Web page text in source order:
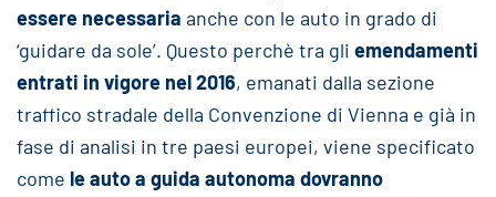
essere necessaria anche con le auto in grado di
‘guidare da sole’. Questo perchè tra gli emendamenti
entrati in vigore nel 2016, emanati dalla sezione
traffico stradale della Convenzione di Vienna e già in
fase di analisi in tre paesi europei, viene specificato
come le auto a guida autonoma dovranno